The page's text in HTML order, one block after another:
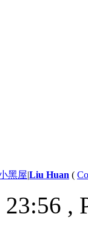
黑屋|Liu Huan (
,